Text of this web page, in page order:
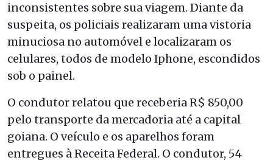
inconsistentes sobre sua viagem. Diante da
suspeita, os policiais realizaram uma vistoria
minuciosa no automóvel e localizaram os
celulares, todos de modelo Iphone, escondidos
sob o painel.
O condutor relatou que receberia R$ 850,00
pelo transporte da mercadoria até a capital
goiana. O veículo e os aparelhos foram
entregues à Receita Federal. O condutor, 54